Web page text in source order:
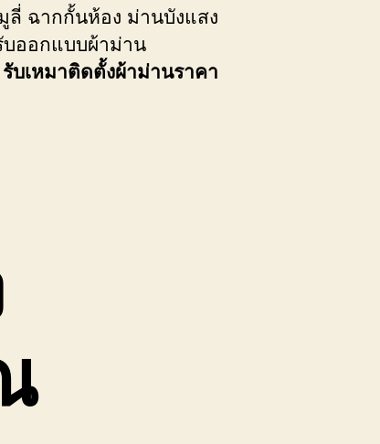
ลี่ ฉากกั้นห้อง ม่านบังแสง
ออกแบบผ้าม่าน
รับเหมาติดตั้งผ้าม่านราคา